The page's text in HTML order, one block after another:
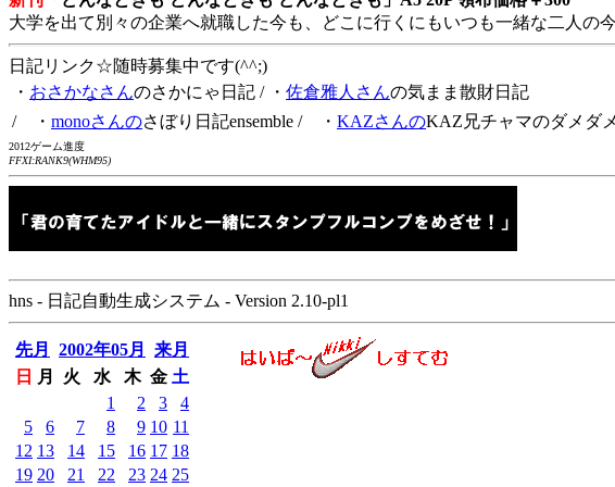
大学を出て別々の企業へ就職した今も、どこに行くにもいつも一緒な二人の
日記リンク☆随時募集中です(^^;)
・ おさかなさんのさかにゃ日記 / ・ 佐倉雅人さんの気まま散財日記
/ ・ monoさんのさぼり日記ensemble / ・ KAZさんのKAZ兄チャマのダメダ
2012ゲーム進度
FFXI:RANK9(WHM95)
hns - 日記自動生成システム - Version 2.10-pl1
先月 2002年05月
来月
日
月 火 水 木 金 土
1
2 3
4
5
6 7 8 9 10 11
12 13 14 15 16 17 18
19 20 21 22 23 24 25